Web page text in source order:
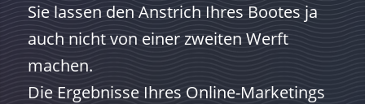
Sie lassen den Anstrich Ihres Bootes ja
auch nicht von einer zweiten Werft
machen.
Die Ergebnisse Ihres Online-Marketings